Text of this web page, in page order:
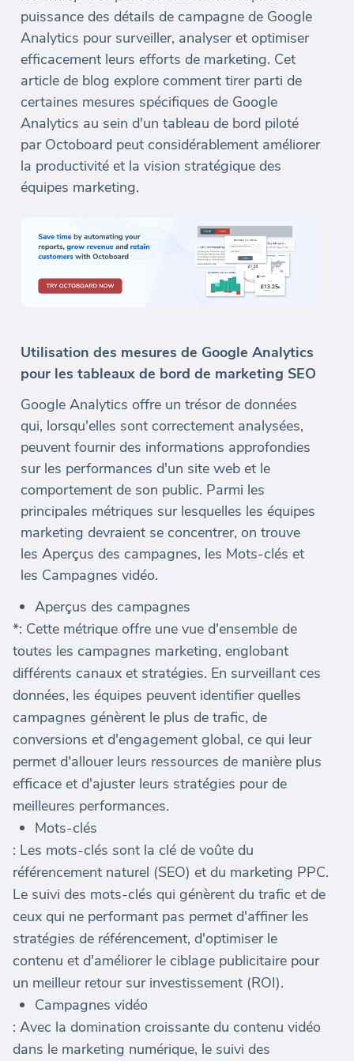
puissance des détails de campagne de Google
Analytics pour surveiller, analyser et optimiser
efficacement leurs efforts de marketing. Cet
article de blog explore comment tirer parti de
certaines mesures spécifiques de Google
Analytics au sein d'un tableau de bord piloté
par Octoboard peut considérablement améliorer
la productivité et la vision stratégique des
équipes marketing.
Utilisation des mesures de Google Analytics
pour les tableaux de bord de marketing SEO
Google Analytics offre un trésor de données
qui, lorsqu'elles sont correctement analysées,
peuvent fournir des informations approfondies
sur les performances d'un site web et le
comportement de son public. Parmi les
principales métriques sur lesquelles les équipes
marketing devraient se concentrer, on trouve
les Aperçus des campagnes, les Mots-clés et
les Campagnes vidéo.
Aperçus des campagnes
*: Cette métrique offre une vue d'ensemble de
toutes les campagnes marketing, englobant
différents canaux et stratégies. En surveillant ces
données, les équipes peuvent identifier quelles
campagnes génèrent le plus de trafic, de
conversions et d'engagement global, ce qui leur
permet d'allouer leurs ressources de manière plus
efficace et d'ajuster leurs stratégies pour de
meilleures performances.
Mots-clés
: Les mots-clés sont la clé de voûte du
référencement naturel (SEO) et du marketing PPC.
Le suivi des mots-clés qui génèrent du trafic et de
ceux qui ne performant pas permet d'affiner les
stratégies de référencement, d'optimiser le
contenu et d'améliorer le ciblage publicitaire pour
un meilleur retour sur investissement (ROI).
Campagnes vidéo
: Avec la domination croissante du contenu vidéo
dans le marketing numérique, le suivi des